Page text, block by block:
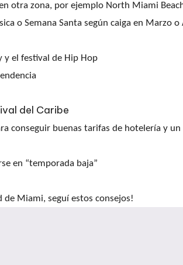
otra zona, por ejemplo North Miami
o Semana Santa según caiga en Marzo
y el festival de Hip Hop
del Caribe
conseguir buenas tarifas de hotelería y
en “temporada baja”
de Miami, seguí estos consejos!